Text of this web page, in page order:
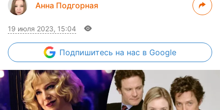
Анна Подгорная
19 июля 2023, 15:04
Подпишитесь на нас в Google